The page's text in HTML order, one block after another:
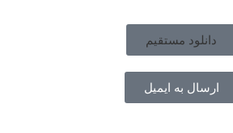
دانلود مستقیم
ارسال به ایمیل